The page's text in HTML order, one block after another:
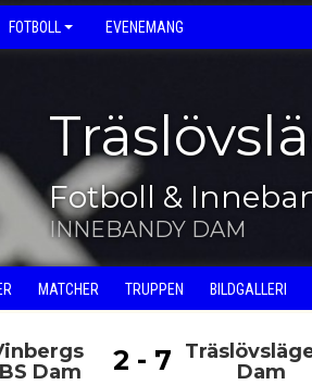
FOTBOLL EVENEMANG
Fotboll &
INNEBANDY DAM
MATCHER TRUPPEN BILDGALLERI
Dam
2 - 7
Dam